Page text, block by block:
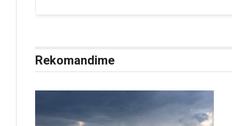
Rekomandime